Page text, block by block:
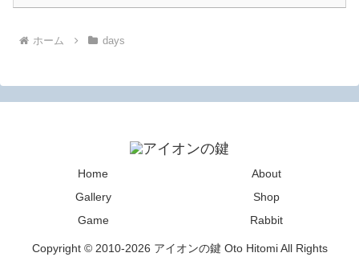
ホーム days
Home
About
Gallery
Shop
Game
Rabbit
Copyright © 2010-2026 アイオンの鍵 Oto Hitomi All Rights